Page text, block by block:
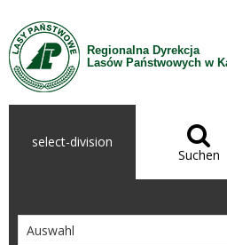
Zum Inhalt wechseln
Regionalna Dyrekcja
Lasów Państwowych w
select-division 
Suchen